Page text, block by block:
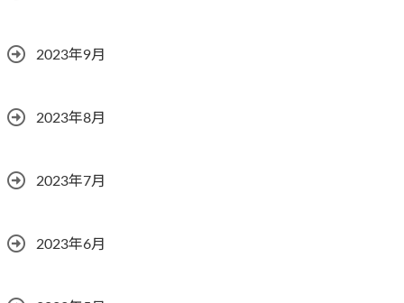
2023年9月
2023年8月
2023年7月
2023年6月